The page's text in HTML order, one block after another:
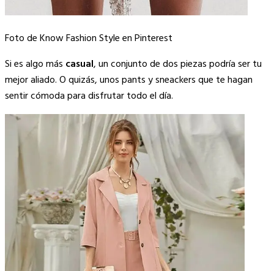
Foto de Know Fashion Style en Pinterest
Si es algo más casual, un conjunto de dos piezas podría ser tu
mejor aliado. O quizás, unos pants y sneackers que te hagan
sentir cómoda para disfrutar todo el día.